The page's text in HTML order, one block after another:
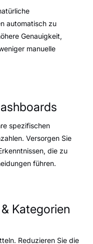
automatisch zu
Genauigkeit,
manuelle
spezifischen
Versorgen Sie
die zu
führen.
Kategorien
Reduzieren Sie die